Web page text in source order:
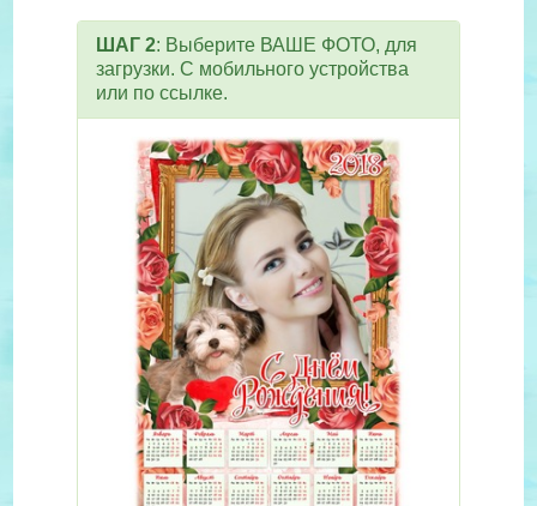
ШАГ 2: Выберите ВАШЕ ФОТО, для
загрузки. С мобильного устройства
или по ссылке.